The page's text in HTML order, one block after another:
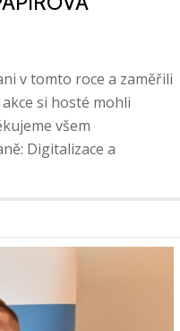
v tomto roce a zaměřili
si hosté mohli
všem
Digitalizace a